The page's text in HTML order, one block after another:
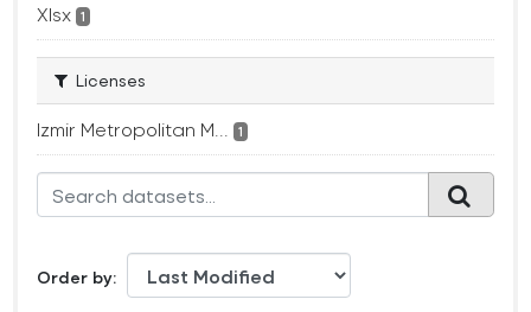
Xlsx 1
Licenses
Izmir Metropolitan M... 1
Order by